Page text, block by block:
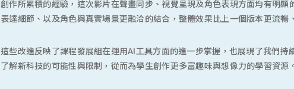
創作所累積的經驗，這次影片在聲畫同步、視覺呈現及角色表現方面均有明
表達細節、以及角色與真實場景更融洽的結合，整體效果比上一個版本更流暢
這些改進反映了課程發展組在運用AI工具方面的進一步掌握，也展現了我們
了解新科技的可能性與限制，從而為學生創作更多富趣味與想像力的學習資源。